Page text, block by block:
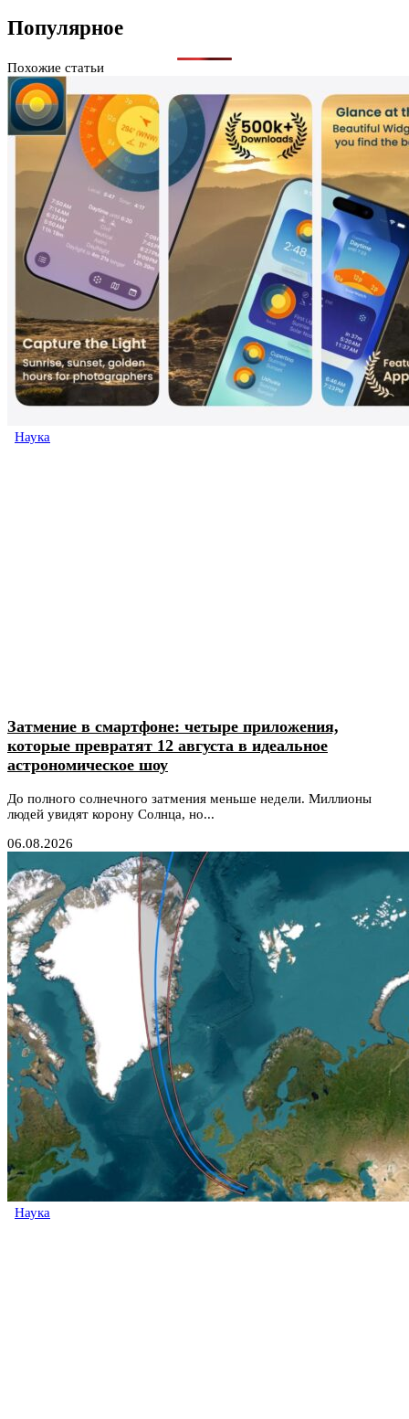
Популярное
Похожие статьи
Наука
Затмение в смартфоне: четыре приложения,
которые превратят 12 августа в идеальное
астрономическое шоу
До полного солнечного затмения меньше недели. Миллионы
людей увидят корону Солнца, но...
06.08.2026
Наука